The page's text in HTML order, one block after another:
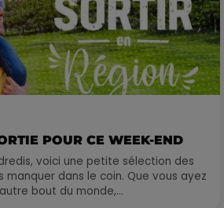
POUR CE WEEK-END
voici une petite sélection des
manquer dans le coin. Que vous ayez
bout du monde,...